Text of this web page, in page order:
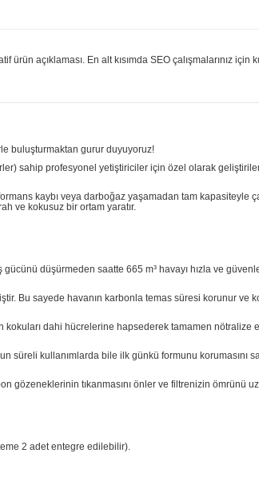
ürün açıklaması. En alt kısımda SEO çalışmalarınız
buluşturmaktan gurur duyuyoruz!
sahip profesyonel yetiştiriciler için özel olarak
kaybı veya darboğaz yaşamadan tam kapasiteyle
ve kokusuz bir ortam yaratır.
düşürmeden saatte 665 m³ havayı hızla ve
sayede havanın karbonla temas süresi korunur ve
kokuları dahi hücrelerine hapsederek tamamen nötralize
süreli kullanımlarda bile ilk günkü formunu korumasını
gözeneklerinin tıkanmasını önler ve filtrenizin ömrünü
2 adet entegre edilebilir).